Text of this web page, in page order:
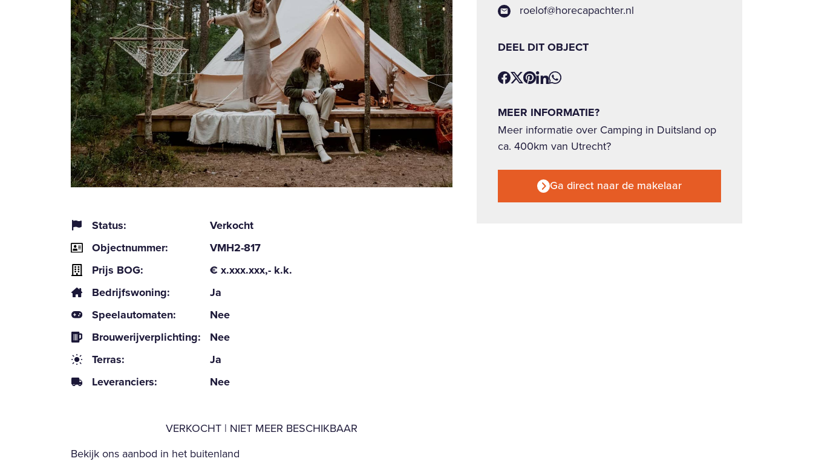
Status:
Verkocht
Objectnummer:
VMH2-817
Prijs BOG:
€ x.xxx.xxx,- k.k.
Bedrijfswoning:
Ja
Speelautomaten:
Nee
Brouwerijverplichting:
Nee
Terras:
Ja
Leveranciers:
Nee
VERKOCHT | NIET MEER BESCHIKBAAR
Bekijk ons aanbod in het buitenland
roelof@horecapachter.nl
DEEL DIT OBJECT
MEER INFORMATIE?
Meer informatie over Camping in Duitsland op
ca. 400km van Utrecht?
Ga direct naar de makelaar